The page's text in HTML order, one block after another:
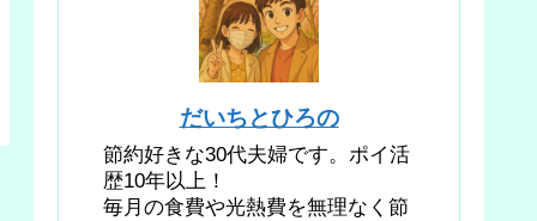
だいちとひろの
節約好きな30代夫婦です。ポイ活
歴10年以上！
毎月の食費や光熱費を無理なく節